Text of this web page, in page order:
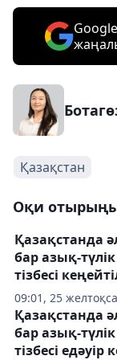
Қазақстан
Оқи
09:01, 25
Қазақстанда
бар азық-
тізбесі
Қазақстанда
бар азық-
тізбесі едәуір